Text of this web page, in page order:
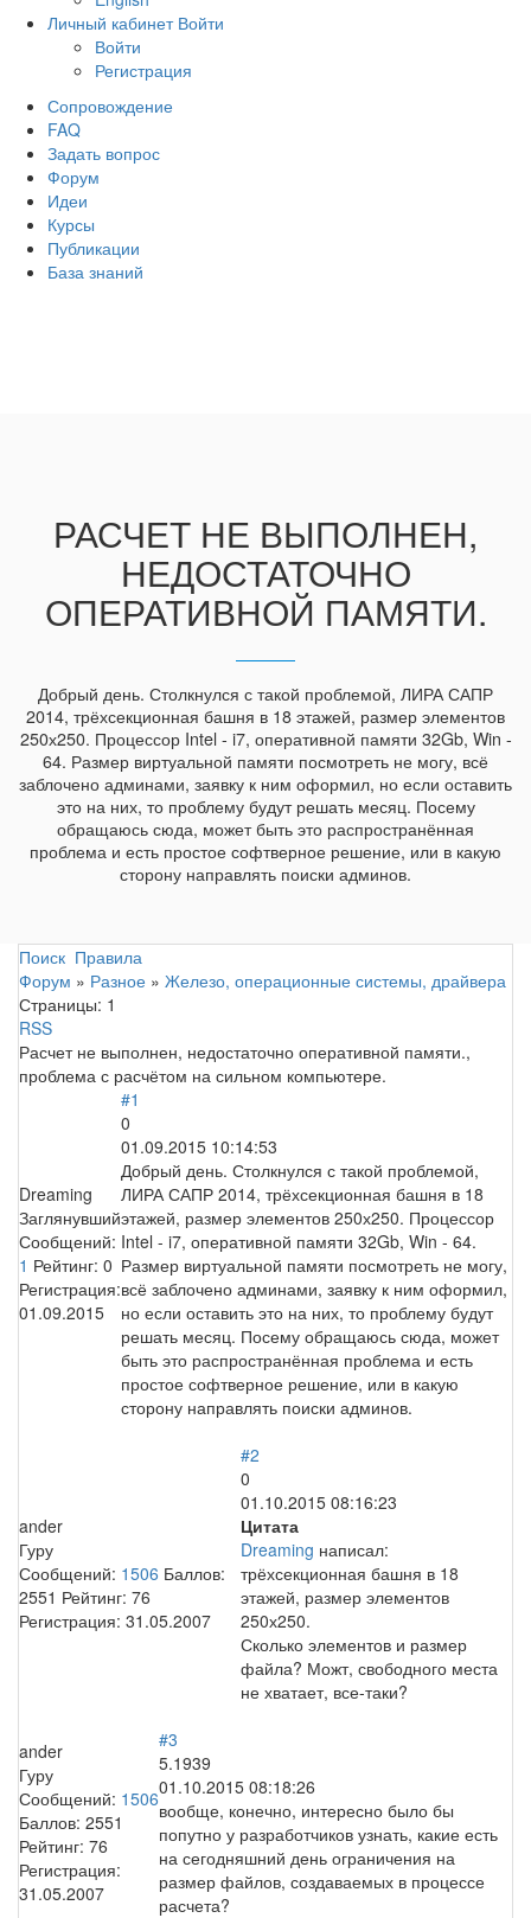
Личный кабинет Войти
Войти
Регистрация
Сопровождение
FAQ
Задать вопрос
Форум
Идеи
Курсы
Публикации
База знаний
РАСЧЕТ НЕ ВЫПОЛНЕН,
НЕДОСТАТОЧНО
ОПЕРАТИВНОЙ ПАМЯТИ.
Добрый день. Столкнулся с такой проблемой, ЛИРА САПР
2014, трёхсекционная башня в 18 этажей, размер элементов
250х250. Процессор Intel - i7, оперативной памяти 32Gb, Win -
64. Размер виртуальной памяти посмотреть не могу, всё
заблочено админами, заявку к ним оформил, но если оставить
это на них, то проблему будут решать месяц. Посему
обращаюсь сюда, может быть это распространённая
проблема и есть простое софтверное решение, или в какую
сторону направлять поиски админов.
Поиск Правила
Форум » Разное » Железо, операционные системы, драйвера
Страницы: 1
RSS
Расчет не выполнен, недостаточно оперативной памяти.,
проблема с расчётом на сильном компьютере.
Dreaming
Заглянувший
Сообщений:
1 Рейтинг: 0
Регистрация:
01.09.2015
#1
0
01.09.2015 10:14:53
Добрый день. Столкнулся с такой проблемой,
ЛИРА САПР 2014, трёхсекционная башня в 18
этажей, размер элементов 250х250. Процессор
Intel - i7, оперативной памяти 32Gb, Win - 64.
Размер виртуальной памяти посмотреть не могу,
всё заблочено админами, заявку к ним оформил,
но если оставить это на них, то проблему будут
решать месяц. Посему обращаюсь сюда, может
быть это распространённая проблема и есть
простое софтверное решение, или в какую
сторону направлять поиски админов.
ander
Гуру
Сообщений: 1506 Баллов:
2551 Рейтинг: 76
Регистрация: 31.05.2007
#2
0
01.10.2015 08:16:23
Цитата
Dreaming написал:
трёхсекционная башня в 18
этажей, размер элементов
250х250.
Сколько элементов и размер
файла? Можт, свободного места
не хватает, все-таки?
ander
Гуру
Сообщений: 1506
Баллов: 2551
Рейтинг: 76
Регистрация:
31.05.2007
#3
5.1939
01.10.2015 08:18:26
вообще, конечно, интересно было бы
попутно у разработчиков узнать, какие есть
на сегодняшний день ограничения на
размер файлов, создаваемых в процессе
расчета?